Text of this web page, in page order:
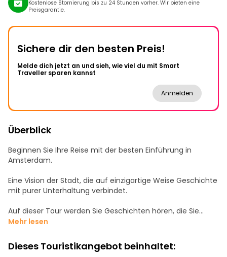
Kostenlose Stornierung bis zu 24 Stunden vorher. Wir bieten eine
Preisgarantie.
Sichere dir den besten Preis!
Melde dich jetzt an und sieh, wie viel du mit Smart
Traveller sparen kannst
Anmelden
Überblick
Beginnen Sie Ihre Reise mit der besten Einführung in
Amsterdam.
Eine Vision der Stadt, die auf einzigartige Weise Geschichte
mit purer Unterhaltung verbindet.
Auf dieser Tour werden Sie Geschichten hören, die Sie
sonst nie hören würden. Mit einem fachkundigen Führer
Anfängen als schlammiges Dorf an der Amstel bis zu ihrer
Entwicklung zur wichtigsten Handelsstadt Europas.
Mehr lesen
Dieses Touristikangebot beinhaltet: